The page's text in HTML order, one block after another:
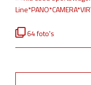
64 foto's